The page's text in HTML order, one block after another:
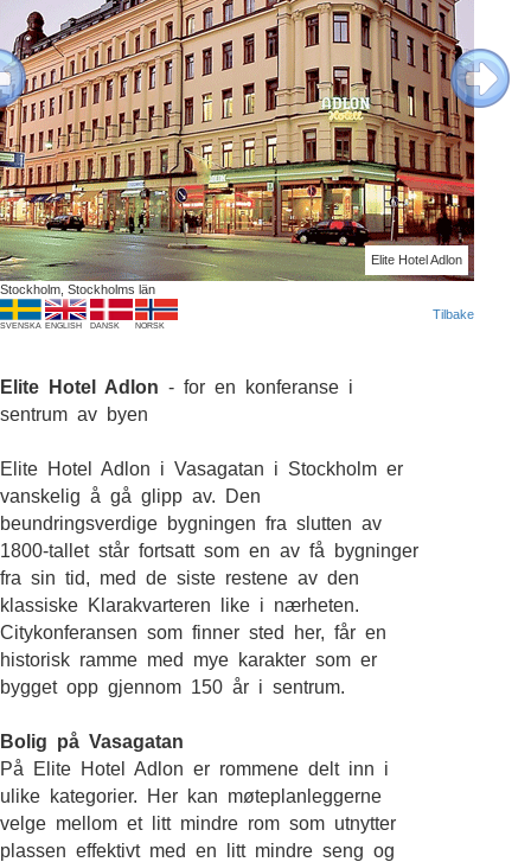
Elite Hotel Adlon
Next
Stockholm, Stockholms län
SVENSKA ENGLISH DANSK NORSK
Tilbake
Elite Hotel Adlon - for en konferanse i
sentrum av byen
Elite Hotel Adlon i Vasagatan i Stockholm er
vanskelig å gå glipp av. Den
beundringsverdige bygningen fra slutten av
1800-tallet står fortsatt som en av få bygninger
fra sin tid, med de siste restene av den
klassiske Klarakvarteren like i nærheten.
Citykonferansen som finner sted her, får en
historisk ramme med mye karakter som er
bygget opp gjennom 150 år i sentrum.
Bolig på Vasagatan
På Elite Hotel Adlon er rommene delt inn i
ulike kategorier. Her kan møteplanleggerne
velge mellom et litt mindre rom som utnytter
plassen effektivt med en litt mindre seng og